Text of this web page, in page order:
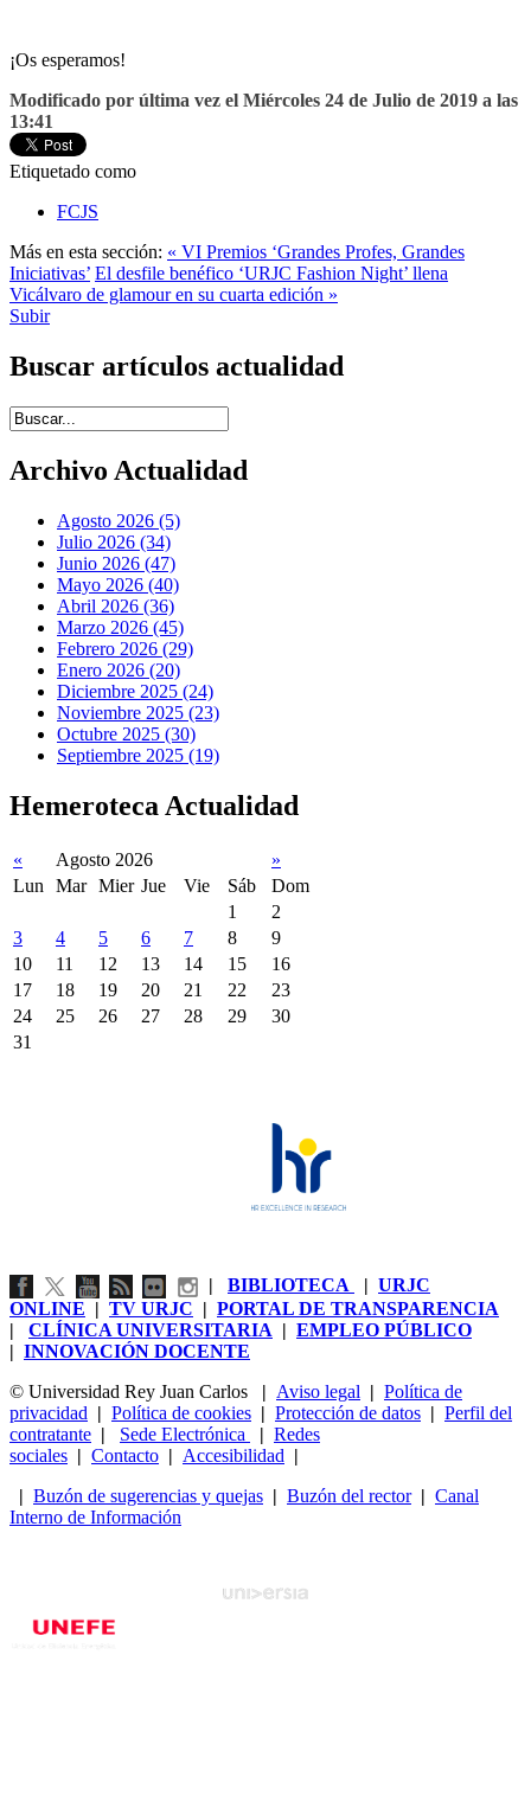
¡Os esperamos!
Modificado por última vez el Miércoles 24 de Julio de 2019 a las
13:41
Etiquetado como
FCJS
Más en esta sección: « VI Premios ‘Grandes Profes, Grandes
Iniciativas’ El desfile benéfico ‘URJC Fashion Night’ llena
Vicálvaro de glamour en su cuarta edición »
Subir
Buscar artículos actualidad
Introduce términos de búsqueda
Archivo Actualidad
Agosto 2026 (5)
Julio 2026 (34)
Junio 2026 (47)
Mayo 2026 (40)
Abril 2026 (36)
Marzo 2026 (45)
Febrero 2026 (29)
Enero 2026 (20)
Diciembre 2025 (24)
Noviembre 2025 (23)
Octubre 2025 (30)
Septiembre 2025 (19)
Hemeroteca Actualidad
« Agosto 2026
»
Lun
Mar Mier Jue Vie Sáb
Dom
1
2
3
4 5 6 7 8
9
10
11 12 13 14 15
16
17
18 19 20 21 22
23
24
25 26 27 28 29
30
31
| BIBLIOTECA | URJC
ONLINE | TV URJC | PORTAL DE TRANSPARENCIA
| CLÍNICA UNIVERSITARIA | EMPLEO PÚBLICO
| INNOVACIÓN DOCENTE
© Universidad Rey Juan Carlos
| Aviso legal | Política de
privacidad | Política de cookies | Protección de datos | Perfil del
contratante | Sede Electrónica | Redes
sociales | Contacto | Accesibilidad |
| Buzón de sugerencias y quejas | Buzón del rector| Canal
Interno de Información